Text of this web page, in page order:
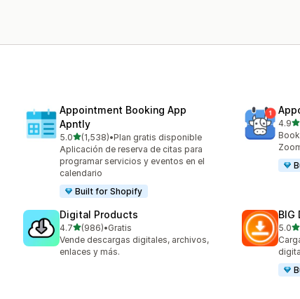
Appointment Booking App
Apntly
5.0de 5 estrellas
(1,538)
1538 reseñas en total
•Plan gratis disponible
Aplicación de reserva de citas para
programar servicios y eventos en el
calendario
Built for Shopify
4.9
Digital Products
4.7de 5 estrellas
(986)
986 reseñas en total
•Gratis
Vende descargas digitales, archivos,
enlaces y más.
BIG
5.0
862